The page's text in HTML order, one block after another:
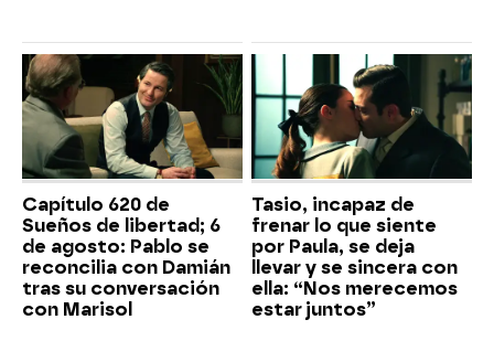
Capítulo 620 de
Sueños de libertad; 6
de agosto: Pablo se
reconcilia con Damián
tras su conversación
con Marisol
Tasio, incapaz de
frenar lo que siente
por Paula, se deja
llevar y se sincera con
ella: “Nos merecemos
estar juntos”